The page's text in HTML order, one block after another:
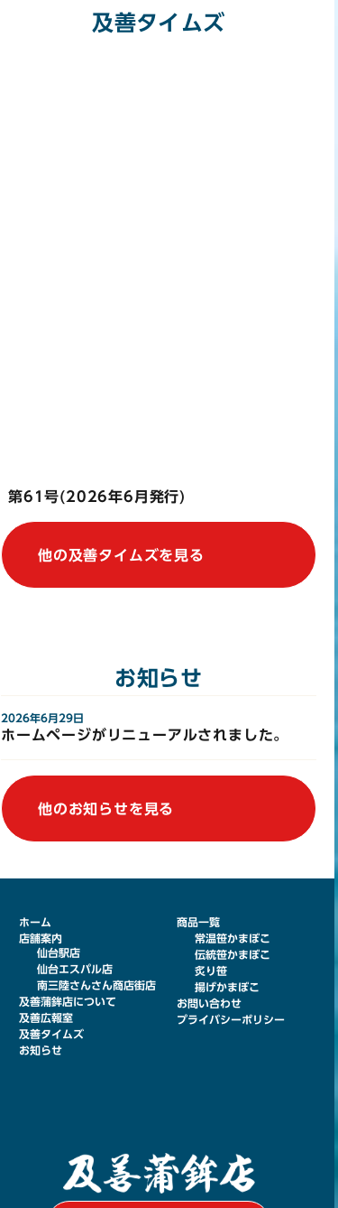
及善タイムズ
第61号(2026年6月発行)
他の及善タイムズを見る
お知らせ
2026年6月29日
ホームページがリニューアルされました。
他のお知らせを見る
ホーム
店舗案内
仙台駅店
仙台エスパル店
南三陸さんさん商店街店
及善蒲鉾店について
及善広報室
及善タイムズ
お知らせ
商品一覧
常温笹かまぼこ
伝統笹かまぼこ
炙り笹
揚げかまぼこ
お問い合わせ
プライバシーポリシー